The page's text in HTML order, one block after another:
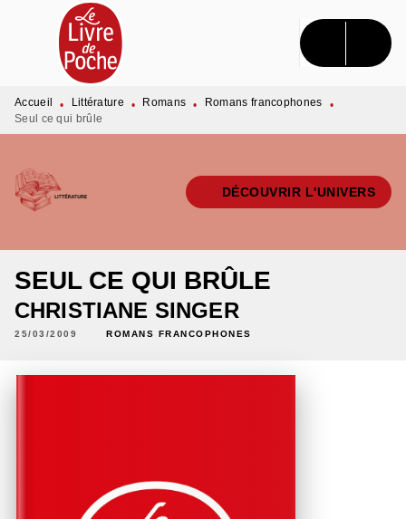
MENU RECHERCHE CONTENU
PIED DE PAGE
Accueil • Littérature • Romans • Romans francophones
•
Seul ce qui brûle
DÉCOUVRIR L'UNIVERS
SEUL CE QUI BRÛLE
CHRISTIANE SINGER
25/03/2009 ROMANS FRANCOPHONES